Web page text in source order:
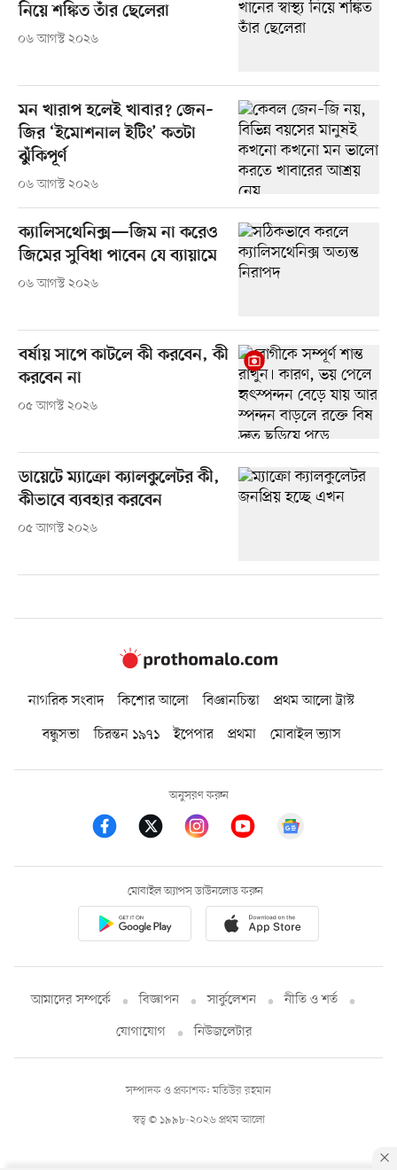
নিয়ে শঙ্কিত তাঁর ছেলেরা
০৬ আগস্ট ২০২৬
মন খারাপ হলেই খাবার? জেন–
জির ‘ইমোশনাল ইটিং’ কতটা
ঝুঁকিপূর্ণ
০৬ আগস্ট ২০২৬
ক্যালিসথেনিক্স—জিম না করেও
জিমের সুবিধা পাবেন যে ব্যায়ামে
০৬ আগস্ট ২০২৬
বর্ষায় সাপে কাটলে কী করবেন, কী
করবেন না
০৫ আগস্ট ২০২৬
ডায়েটে ম্যাক্রো ক্যালকুলেটর কী,
কীভাবে ব্যবহার করবেন
০৫ আগস্ট ২০২৬
নাগরিক সংবাদ কিশোর আলো বিজ্ঞানচিন্তা
প্রথম আলো ট্রাস্ট
বন্ধুসভা
চিরন্তন ১৯৭১ ইপেপার প্রথমা মোবাইল ভ্যাস
অনুসরণ করুন
মোবাইল অ্যাপস ডাউনলোড করুন
আমাদের সম্পর্কে বিজ্ঞাপন সার্কুলেশন
নীতি ও শর্ত
যোগাযোগ
নিউজলেটার
স্বত্ব © ১৯৯৮-২০২৬ প্রথম আলো
সম্পাদক ও প্রকাশক: মতিউর রহমান